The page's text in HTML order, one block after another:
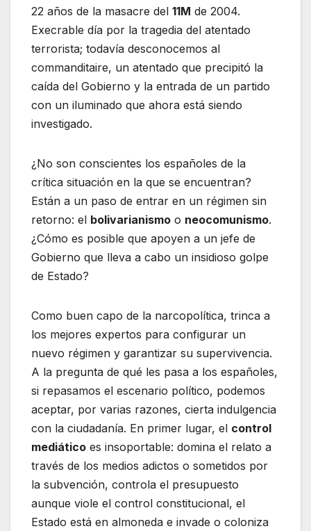
22 años de la masacre del 11M de 2004.
Execrable día por la tragedia del atentado
terrorista; todavía desconocemos al
commanditaire, un atentado que precipitó la
caída del Gobierno y la entrada de un partido
con un iluminado que ahora está siendo
investigado.
¿No son conscientes los españoles de la
crítica situación en la que se encuentran?
Están a un paso de entrar en un régimen sin
retorno: el bolivarianismo o neocomunismo.
¿Cómo es posible que apoyen a un jefe de
Gobierno que lleva a cabo un insidioso golpe
de Estado?
Como buen capo de la narcopolítica, trinca a
los mejores expertos para configurar un
nuevo régimen y garantizar su supervivencia.
A la pregunta de qué les pasa a los españoles,
si repasamos el escenario político, podemos
aceptar, por varias razones, cierta indulgencia
con la ciudadanía. En primer lugar, el control
mediático es insoportable: domina el relato a
través de los medios adictos o sometidos por
la subvención, controla el presupuesto
aunque viole el control constitucional, el
Estado está en almoneda e invade o coloniza